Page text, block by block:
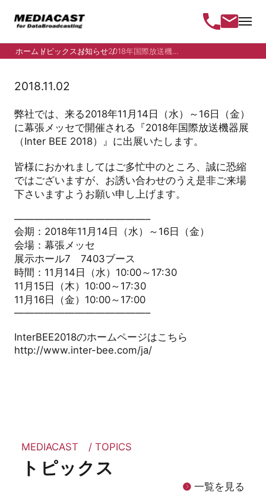
ホーム トピックスお知らせ 2018年国際放送機器展（Inte...
2018.11.02
弊社では、来る2018年11月14日（水）～16日（金）
に幕張メッセで開催される『2018年国際放送機器展
（Inter BEE 2018）』に出展いたします。
皆様におかれましてはご多忙中のところ、誠に恐縮
ではございますが、お誘い合わせのうえ是非ご来場
下さいますようお願い申し上げます。
—————————————–
会期：2018年11月14日（水）～16日（金）
会場：幕張メッセ
展示ホール7 7403ブース
時間：11月14日（水）10:00～17:30
11月15日（木）10:00～17:30
11月16日（金）10:00～17:00
—————————————–
InterBEE2018のホームページはこちら
http://www.inter-bee.com/ja/
MEDIACAST / TOPICS
トピックス
一覧を見る